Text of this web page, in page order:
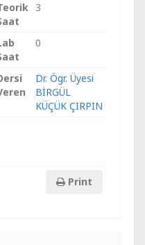
3
0
Dr. Ögr. Üyesi
BİRGÜL
KÜÇÜK ÇIRPIN
Print